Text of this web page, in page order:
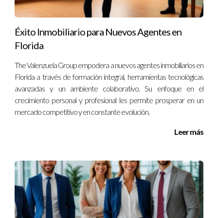
Además de la capacitación, el soporte que brinda The
Valenzuela Group es fundamental para el crecimiento de los
agentes. Cada nuevo miembro se empareja con un mentor
real. Esta relación no solo ayuda a acelerar el proceso de
aprendizaje, sino que también crea un sentido de comunidad y
pertenencia.
Desarrollo de Habilidades
A través de la mentoría, los agentes pueden desarrollar
enfoque de aprendizaje basado en la experiencia permite a
los agentes experimentar situaciones reales en un entorno
controlado, lo que aumenta la confianza y la capacidad para
manejar desafíos futuros.
Éxito Inmobiliario para Nuevos Agentes en
Florida
The Valenzuela Group empodera a nuevos agentes inmobiliarios en
Florida a través de formación integral, herramientas tecnológicas
avanzadas y un ambiente colaborativo. Su enfoque en el
crecimiento personal y profesional les permite prosperar en un
mercado competitivo y en constante evolución.
Leer más